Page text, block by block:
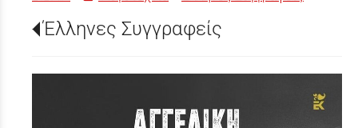
Έλληνες Συγγραφείς